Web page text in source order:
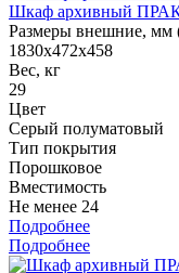
Шкаф архивный
Размеры внешние,
1830x472x458
Вес, кг
29
Цвет
Серый полуматовый
Тип покрытия
Порошковое
Вместимость
Не менее 24
Подробнее
Подробнее